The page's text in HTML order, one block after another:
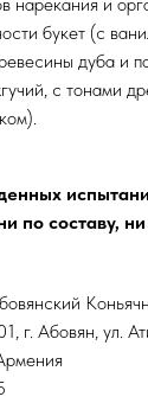
букет (с
дуба и
с тонами
по составу,
г. Абовян, ул.